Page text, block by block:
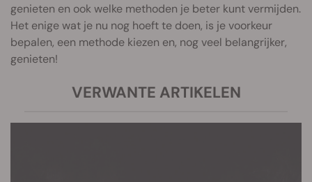
genieten en ook welke methoden je beter kunt vermijden.
Het enige wat je nu nog hoeft te doen, is je voorkeur
bepalen, een methode kiezen en, nog veel belangrijker,
genieten!
VERWANTE ARTIKELEN